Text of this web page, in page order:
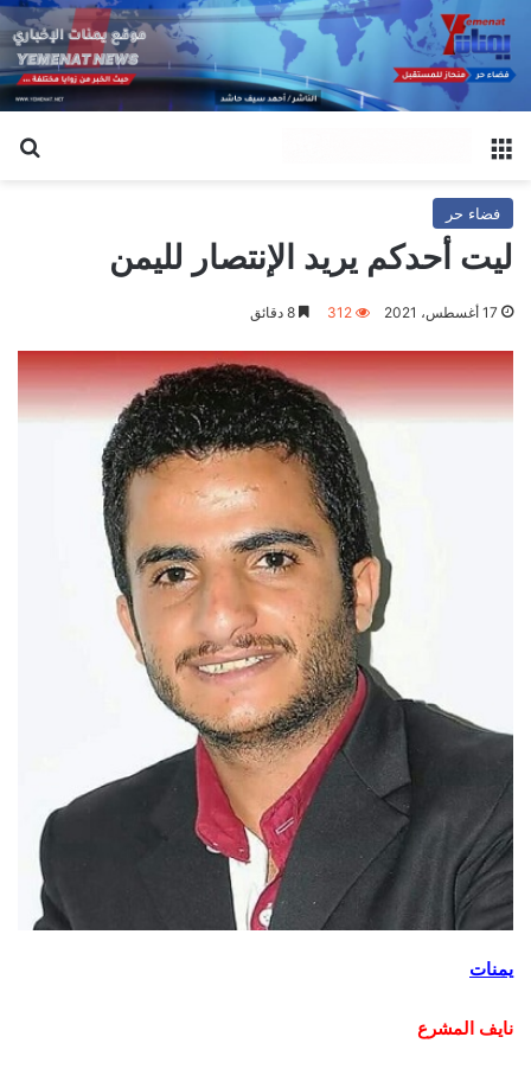
فضاء حر
ليت أحدكم يريد الإنتصار لليمن
17 أغسطس، 2021 312
يمنات
نايف المشرع